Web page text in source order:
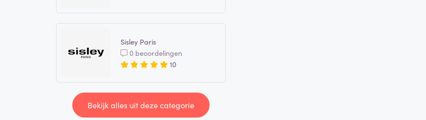
Sisley Paris
0 beoordelingen
10
Bekijk alles uit deze categorie